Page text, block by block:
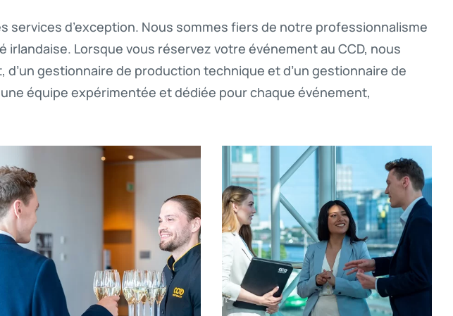
d’exception. Nous sommes fiers de notre professionnalisme
Lorsque vous réservez votre événement au CCD, nous
gestionnaire de production technique et d’un gestionnaire de
équipe expérimentée et dédiée pour chaque événement,